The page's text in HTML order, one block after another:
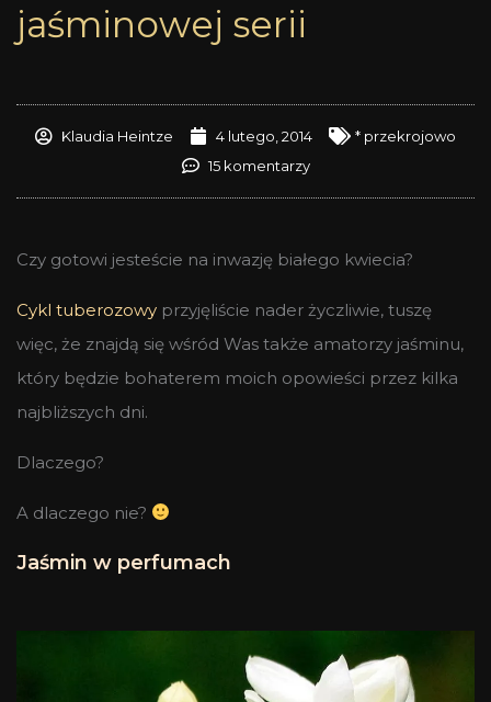
jaśminowej serii
Klaudia Heintze 4 lutego, 2014
* przekrojowo
15 komentarzy
Czy gotowi jesteście na inwazję białego kwiecia?
Cykl tuberozowy przyjęliście nader życzliwie, tuszę
więc, że znajdą się wśród Was także amatorzy jaśminu,
który będzie bohaterem moich opowieści przez kilka
najbliższych dni.
Dlaczego?
A dlaczego nie?
Jaśmin w perfumach